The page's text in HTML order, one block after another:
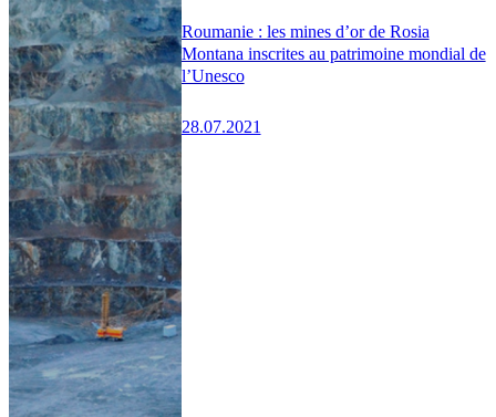
Roumanie : les mines d’or de Rosia
Montana inscrites au patrimoine mondial de
l’Unesco
28.07.2021